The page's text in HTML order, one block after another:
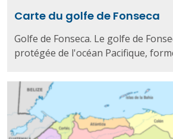
Carte du golfe de Fonseca
Golfe de Fonseca. Le golfe de
protégée de l'océan Pacifique,